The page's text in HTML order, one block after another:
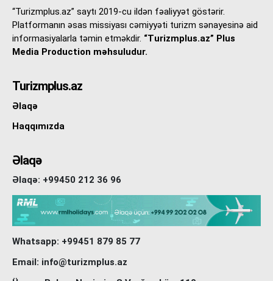
“Turizmplus.az” saytı 2019-cu ildən fəaliyyət göstərir.
Platformanın əsas missiyası cəmiyyəti turizm sənayesinə aid
informasiyalarla təmin etməkdir. “Turizmplus.az” Plus
Media Production məhsuludur.
Turizmplus.az
Əlaqə
Haqqımızda
Əlaqə
Əlaqə: +99450 212 36 96
Whatsapp: +99451 879 85 77
Email: info@turizmplus.az